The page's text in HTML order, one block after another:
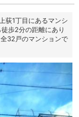
荻1丁目にあるマンシ
歩2分の距離にあり
32戸のマンションで